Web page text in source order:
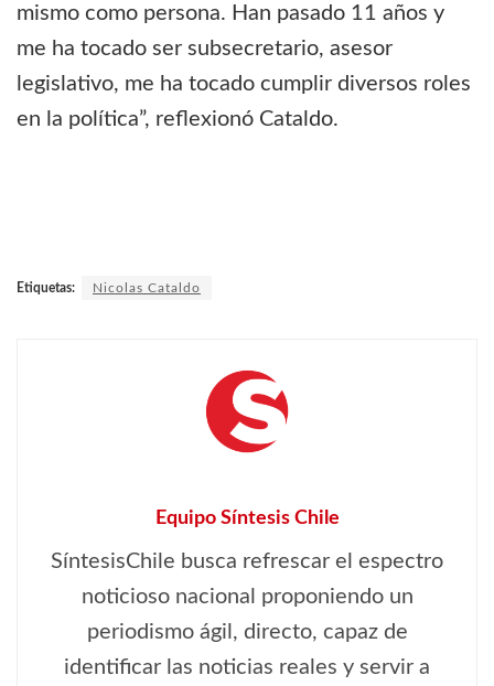
mismo como persona. Han pasado 11 años y
me ha tocado ser subsecretario, asesor
legislativo, me ha tocado cumplir diversos roles
en la política”, reflexionó Cataldo.
Etiquetas: Nicolas Cataldo
Equipo Síntesis Chile
SíntesisChile busca refrescar el espectro
noticioso nacional proponiendo un
periodismo ágil, directo, capaz de
identificar las noticias reales y servir a